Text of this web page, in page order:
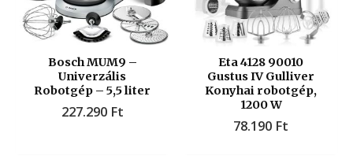
Bosch MUM9 –
Univerzális
Robotgép – 5,5 liter
227.290 Ft
Eta 4128 90010
Gustus IV Gulliver
Konyhai robotgép,
1200 W
78.190 Ft